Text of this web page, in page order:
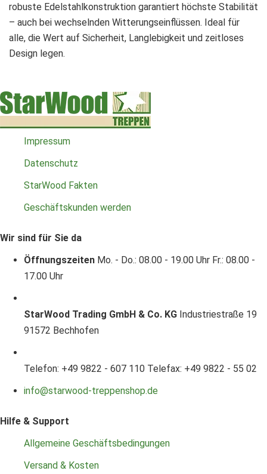
robuste Edelstahlkonstruktion garantiert höchste Stabilität
– auch bei wechselnden Witterungseinflüssen. Ideal für
alle, die Wert auf Sicherheit, Langlebigkeit und zeitloses
Design legen.
Impressum
Datenschutz
StarWood Fakten
Geschäftskunden werden
Wir sind für Sie da
Öffnungszeiten Mo. - Do.: 08.00 - 19.00 Uhr Fr.: 08.00 -
17.00 Uhr
StarWood Trading GmbH & Co. KG Industriestraße 19
91572 Bechhofen
Telefon: +49 9822 - 607 110 Telefax: +49 9822 - 55 02
info@starwood-treppenshop.de
Hilfe & Support
Allgemeine Geschäftsbedingungen
Versand & Kosten